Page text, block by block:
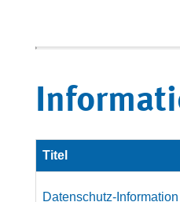
Titel
Datenschutz-